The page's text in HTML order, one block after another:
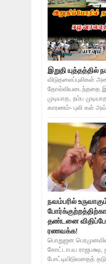
இறுதி யுத்தத்தில்
விடுதலைப்புலிகள்
தோல்வியடைந்ததை
முடியாத, நம்ப
காரணம்- புலி கள்
நவம்பரில்
தண்டனை
ரணவக்க!
பொதுஜன
கோட்டாபய ராஜபக்ஷ,
போட்டியிடுவதைத்